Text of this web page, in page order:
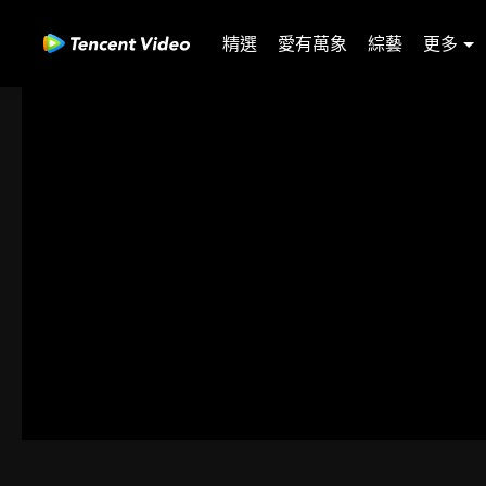
精選 愛有萬象 綜藝 更多